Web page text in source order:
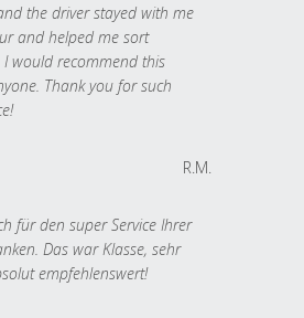
the driver stayed with me
and helped me sort
I would recommend this
Thank you for such
R.M.
für den super Service Ihrer
Das war Klasse, sehr
empfehlenswert!